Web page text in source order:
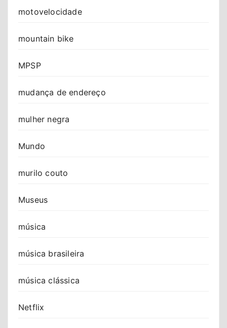
motovelocidade
mountain bike
MPSP
mudança de endereço
mulher negra
Mundo
murilo couto
Museus
música
música brasileira
música clássica
Netflix